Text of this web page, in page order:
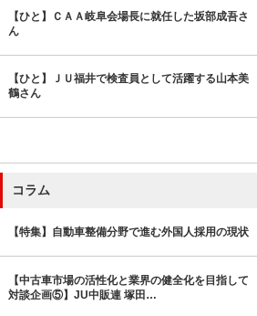
【ひと】ＣＡＡ岐阜会場長に就任した坂部成吾さ
ん
【ひと】ＪＵ福井で検査員として活躍する山本美
鶴さん
コラム
【特集】自動車整備分野で進む外国人採用の現状
【中古車市場の活性化と業界の健全化を目指して
対談企画⑤】JU中販連 塚田…